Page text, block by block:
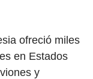
ofreció miles
en Estados
y